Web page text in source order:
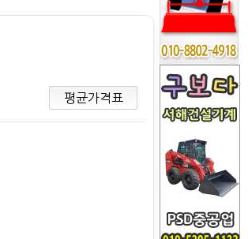
평균가격표